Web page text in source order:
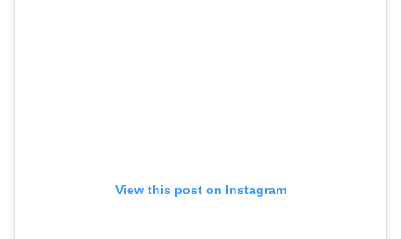
View this post on Instagram